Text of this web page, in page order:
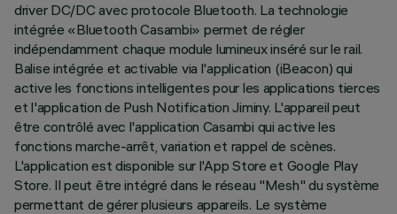
driver DC/DC avec protocole Bluetooth. La technologie
intégrée «Bluetooth Casambi» permet de régler
indépendamment chaque module lumineux inséré sur le rail.
Balise intégrée et activable via l'application (iBeacon) qui
active les fonctions intelligentes pour les applications tierces
et l'application de Push Notification Jiminy. L'appareil peut
être contrôlé avec l'application Casambi qui active les
fonctions marche-arrêt, variation et rappel de scènes.
L'application est disponible sur l'App Store et Google Play
Store. Il peut être intégré dans le réseau "Mesh" du système
permettant de gérer plusieurs appareils. Le système